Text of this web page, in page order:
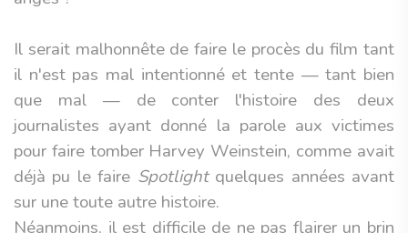
Il serait malhonnête de faire le procès du film tant
il n'est pas mal intentionné et tente — tant bien
que mal — de conter l'histoire des deux
journalistes ayant donné la parole aux victimes
pour faire tomber Harvey Weinstein, comme avait
déjà pu le faire Spotlightquelques années avant
sur une toute autre histoire.
Néanmoins, il est difficile de ne pas flairer un brin